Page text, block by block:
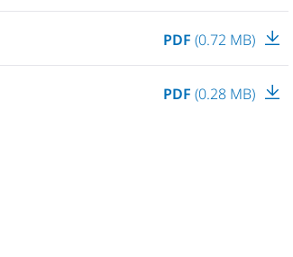
PDF (0.72 MB)
PDF (0.28 MB)